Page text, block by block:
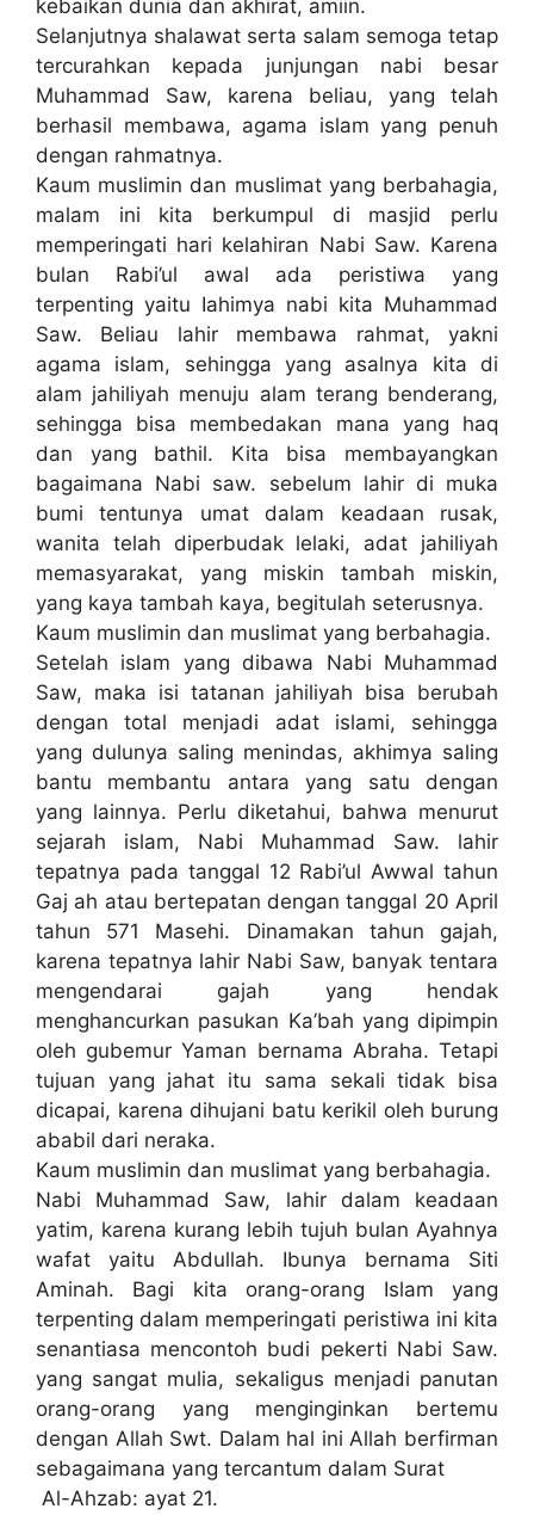
kebaikan dunia dan akhirat, amiin.
Selanjutnya shalawat serta salam semoga tetap
tercurahkan kepada junjungan nabi besar
Muhammad Saw, karena beliau, yang telah
berhasil membawa, agama islam yang penuh
dengan rahmatnya.
Kaum muslimin dan muslimat yang berbahagia,
malam ini kita berkumpul di masjid perlu
memperingati hari kelahiran Nabi Saw. Karena
bulan Rabi’ul awal ada peristiwa yang
terpenting yaitu Iahimya nabi kita Muhammad
Saw. Beliau lahir membawa rahmat, yakni
agama islam, sehingga yang asalnya kita di
alam jahiliyah menuju alam terang benderang,
sehingga bisa membedakan mana yang haq
dan yang bathil. Kita bisa membayangkan
bagaimana Nabi saw. sebelum lahir di muka
bumi tentunya umat dalam keadaan rusak,
wanita telah diperbudak lelaki, adat jahiliyah
memasyarakat, yang miskin tambah miskin,
yang kaya tambah kaya, begitulah seterusnya.
Kaum muslimin dan muslimat yang berbahagia.
Setelah islam yang dibawa Nabi Muhammad
Saw, maka isi tatanan jahiliyah bisa berubah
dengan total menjadi adat islami, sehingga
yang dulunya saling menindas, akhimya saling
bantu membantu antara yang satu dengan
yang lainnya. Perlu diketahui, bahwa menurut
sejarah islam, Nabi Muhammad Saw. lahir
tepatnya pada tanggal 12 Rabi’ul Awwal tahun
Gaj ah atau bertepatan dengan tanggal 20 April
tahun 571 Masehi. Dinamakan tahun gajah,
karena tepatnya lahir Nabi Saw, banyak tentara
mengendarai gajah yang hendak
menghancurkan pasukan Ka’bah yang dipimpin
oleh gubemur Yaman bernama Abraha. Tetapi
tujuan yang jahat itu sama sekali tidak bisa
dicapai, karena dihujani batu kerikil oleh burung
ababil dari neraka.
Kaum muslimin dan muslimat yang berbahagia.
Nabi Muhammad Saw, lahir dalam keadaan
yatim, karena kurang lebih tujuh bulan Ayahnya
wafat yaitu Abdullah. Ibunya bernama Siti
Aminah. Bagi kita orang-orang Islam yang
terpenting dalam memperingati peristiwa ini kita
senantiasa mencontoh budi pekerti Nabi Saw.
yang sangat mulia, sekaligus menjadi panutan
orang-orang yang menginginkan bertemu
dengan Allah Swt. Dalam hal ini Allah berfirman
sebagaimana yang tercantum dalam Surat
Al-Ahzab: ayat 21.